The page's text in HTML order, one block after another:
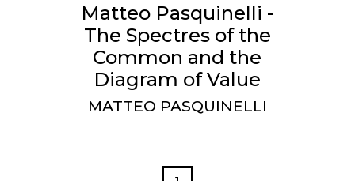
Matteo Pasquinelli -
The Spectres of the
Common and the
Diagram of Value
MATTEO PASQUINELLI